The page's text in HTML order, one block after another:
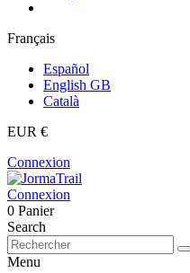
Français
Español
English GB
Català
EUR €
Connexion
Connexion
0 Panier
Search
Menu